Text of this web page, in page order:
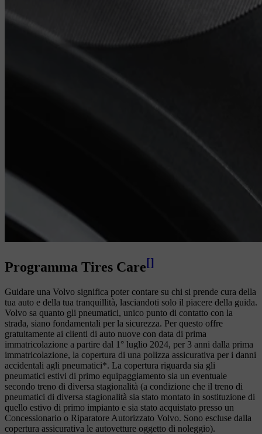
Programma Tires Care[]
Guidare una Volvo significa poter contare su chi si prende cura della
tua auto e della tua tranquillità, lasciandoti solo il piacere della guida.
Volvo sa quanto gli pneumatici, unico punto di contatto con la
strada, siano fondamentali per la sicurezza. Per questo offre
gratuitamente ai clienti di auto nuove con data di prima
immatricolazione a partire dal 1° luglio 2024, per 3 anni dalla prima
immatricolazione, la copertura di una polizza assicurativa per i danni
accidentali agli pneumatici*. La copertura riguarda sia gli
pneumatici estivi di primo equipaggiamento sia un eventuale
secondo treno di diversa stagionalità (a condizione che il treno di
pneumatici di diversa stagionalità sia stato montato in sostituzione di
quello estivo di primo impianto e sia stato acquistato presso un
Concessionario o Riparatore Autorizzato Volvo. Sono escluse dalla
copertura assicurativa le autovetture oggetto di noleggio).